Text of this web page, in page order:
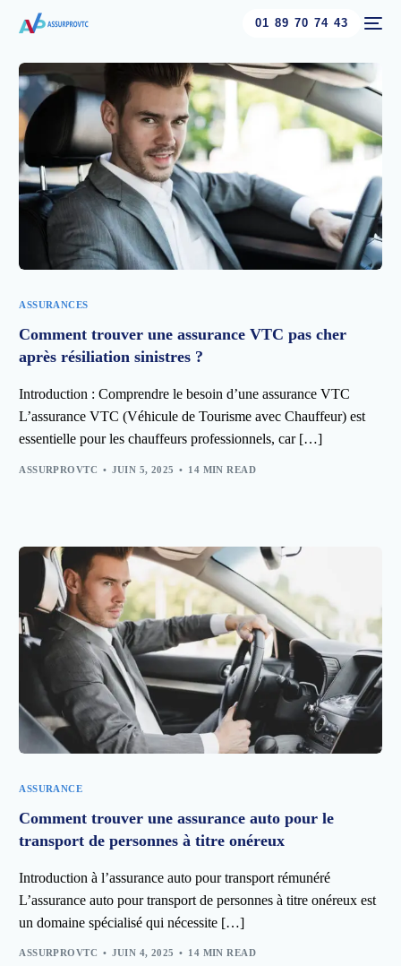
01 89 70 74 43
ASSURANCES
Comment trouver une assurance VTC pas cher
après résiliation sinistres ?
Introduction : Comprendre le besoin d’une assurance VTC
L’assurance VTC (Véhicule de Tourisme avec Chauffeur) est
essentielle pour les chauffeurs professionnels, car […]
ASSURPROVTC JUIN 5, 2025 14 MIN READ
ASSURANCE
Comment trouver une assurance auto pour le
transport de personnes à titre onéreux
Introduction à l’assurance auto pour transport rémunéré
L’assurance auto pour transport de personnes à titre onéreux est
un domaine spécialisé qui nécessite […]
ASSURPROVTC JUIN 4, 2025 14 MIN READ